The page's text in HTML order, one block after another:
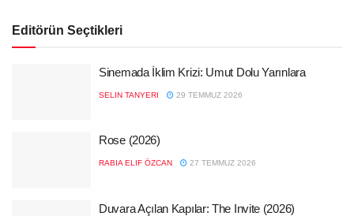
Editörün Seçtikleri
Sinemada İklim Krizi: Umut Dolu Yarınlara
SELIN TANYERI 29 TEMMUZ 2026
Rose (2026)
RABIA ELIF ÖZCAN 27 TEMMUZ 2026
Duvara Açılan Kapılar: The Invite (2026)